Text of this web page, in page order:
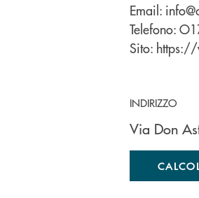
Email:
Telefono:
Sito: https://
INDIRIZZO
Via Don